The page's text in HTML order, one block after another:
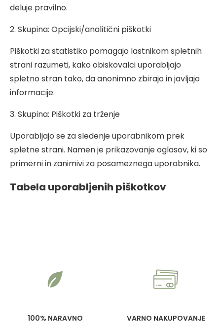
deluje pravilno.
2. Skupina: Opcijski/analitični piškotki
Piškotki za statistiko pomagajo lastnikom spletnih
strani razumeti, kako obiskovalci uporabljajo
spletno stran tako, da anonimno zbirajo in javljajo
informacije.
3. Skupina: Piškotki za trženje
Uporabljajo se za sledenje uporabnikom prek
spletne strani. Namen je prikazovanje oglasov, ki so
primerni in zanimivi za posameznega uporabnika.
Tabela uporabljenih piškotkov
100% NARAVNO
VARNO NAKUPOVANJE